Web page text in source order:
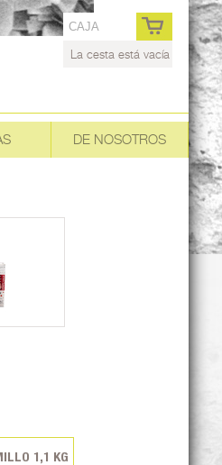
CAJA
La cesta está vacía
DE NOSOTROS
1,1 KG